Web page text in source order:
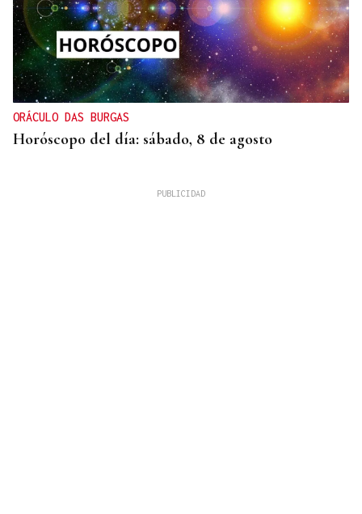
ORÁCULO DAS BURGAS
Horóscopo del día: sábado, 8 de agosto